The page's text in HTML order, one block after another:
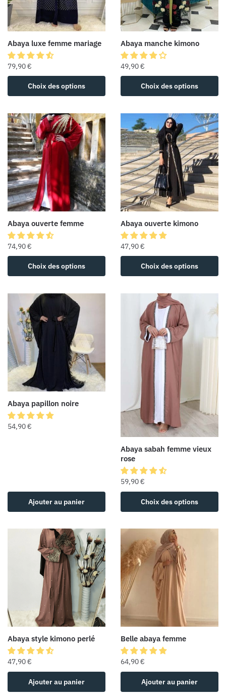
Abaya luxe femme mariage
79,90€
Choix des options
Abaya manche kimono
49,90€
Choix des options
Abaya ouverte femme
74,90€
Choix des options
Abaya ouverte kimono
47,90€
Choix des options
Abaya papillon noire
54,90€
Ajouter au panier
Abaya sabah femme vieux
rose
59,90€
Choix des options
Abaya style kimono perlé
47,90€
Ajouter au panier
Belle abaya femme
64,90€
Ajouter au panier